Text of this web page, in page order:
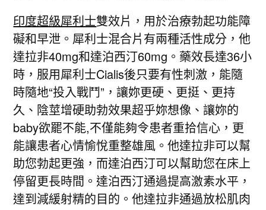
印度超級犀利士雙效片，用於治療勃起功能障
礙和早泄。犀利士混合片有兩種活性成分，他
達拉非40mg和達泊西汀60mg。藥效長達36小
時，服用犀利士Cialis後只要有性刺激，能隨
時隨地“投入戰鬥”，讓妳更硬、更挺、更持
久、陰莖增硬助勃效果超乎妳想像、讓妳的
baby欲罷不能,不僅能夠令患者重拾信心，更
能讓患者心情愉悅重整雄風。他達拉非可以幫
助您勃起更強，而達泊西汀可以幫助您在床上
停留更長時間。達泊西汀通過提高激素水平，
達到減緩射精的目的。他達拉非通過放松肌肉